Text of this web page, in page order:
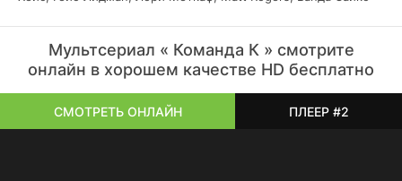
Мультсериал « Команда К » смотрите
онлайн в хорошем качестве HD бесплатно
СМОТРЕТЬ ОНЛАЙН ПЛЕЕР #2